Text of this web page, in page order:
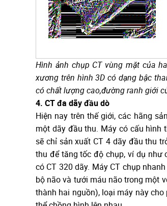
Hình ảnh chụp CT vùng mặt của
xương trên hình 3D có dạng bậc
có chất lượng cao,đường ranh giới
4. CT đa dãy đầu dò
Hiện nay trên thế giới, các hãng
một dãy đầu thu. Máy có cấu hình
sẽ chỉ sản xuất CT 4 dãy đầu thu
thu để tăng tốc độ chụp, ví dụ như
có CT 320 dãy. Máy CT chụp
bộ não và tưới máu não trong một
thành hai nguồn), loại máy này